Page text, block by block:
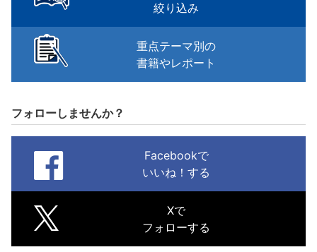
絞り込み
重点テーマ別の
書籍やレポート
フォローしませんか？
Facebookで
いいね！する
Xで
フォローする